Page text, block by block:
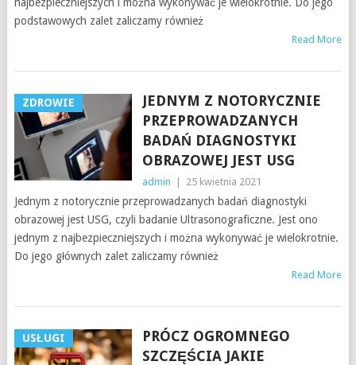
podstawowych zalet zaliczamy również
Read More
ZDROWIE
JEDNYM Z NOTORYCZNIE
PRZEPROWADZANYCH
BADAŃ DIAGNOSTYKI
OBRAZOWEJ JEST USG
admin 25 kwietnia 2021
Jednym z notorycznie przeprowadzanych badań diagnostyki
obrazowej jest USG, czyli badanie Ultrasonograficzne. Jest ono
jednym z najbezpieczniejszych i można wykonywać je wielokrotnie.
Do jego głównych zalet zaliczamy również
Read More
USŁUGI
PRÓCZ OGROMNEGO
SZCZĘŚCIA JAKIE